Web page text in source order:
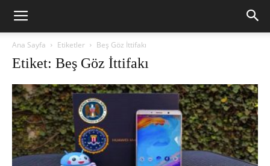
Ana Sayfa Etiketler Beş Göz İttifakı
Etiket: Beş Göz İttifakı